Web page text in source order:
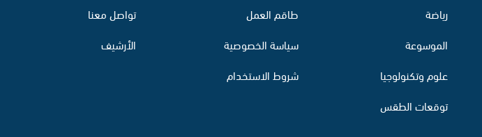
رياضة
الموسوعة
علوم وتكنولوجيا
توقعات الطقس
طاقم العمل
سياسة الخصوصية
شروط الاستخدام
تواصل معنا
الأرشيف